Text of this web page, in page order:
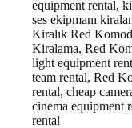
equipment rental,
ses ekipmanı
Kiralık Red
Kiralama, Red
light equipment
team rental, Red
rental, cheap
cinema equipment
rental